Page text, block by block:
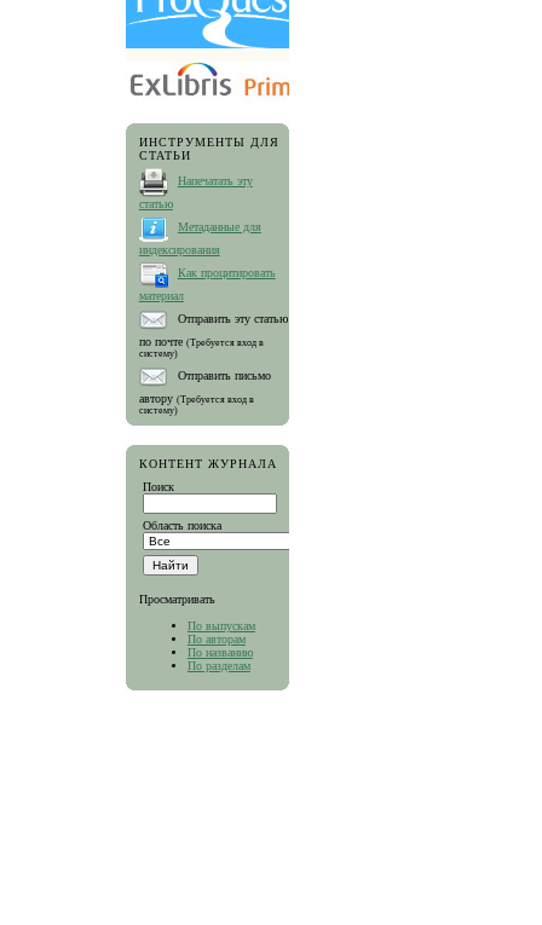
ИНСТРУМЕНТЫ ДЛЯ
СТАТЬИ
Напечатать эту
статью
Метаданные для
индексирования
Как процитировать
материал
Отправить эту статью
по почте (Требуется вход в
систему)
Отправить письмо
автору (Требуется вход в
систему)
КОНТЕНТ ЖУРНАЛА
Поиск
Область поиска
Просматривать
По выпускам
По авторам
По названию
По разделам